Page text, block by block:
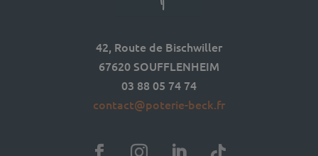
42, Route de Bischwiller
67620 SOUFFLENHEIM
03 88 05 74 74
contact@poterie-beck.fr